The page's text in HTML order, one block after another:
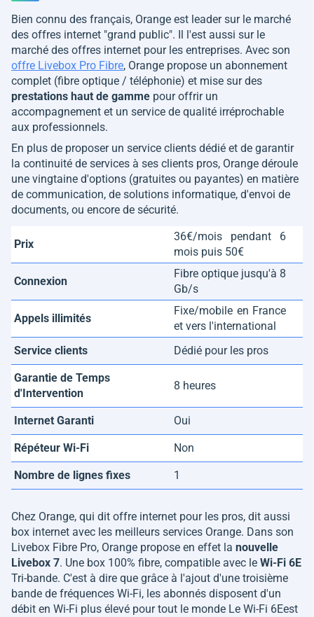
Bien connu des français, Orange est leader sur le marché
des offres internet "grand public". Il l'est aussi sur le
marché des offres internet pour les entreprises. Avec son
offre Livebox Pro Fibre, Orange propose un abonnement
complet (fibre optique / téléphonie) et mise sur des
prestations haut de gamme pour offrir un
accompagnement et un service de qualité irréprochable
aux professionnels.
En plus de proposer un service clients dédié et de garantir
la continuité de services à ses clients pros, Orange déroule
une vingtaine d'options (gratuites ou payantes) en matière
de communication, de solutions informatique, d'envoi de
documents, ou encore de sécurité.
Prix
36€/mois pendant 6
mois puis 50€
Connexion
Fibre optique jusqu'à 8
Gb/s
Appels illimités
Fixe/mobile en France
et vers l'international
Service clients
Dédié pour les pros
Garantie de Temps
d'Intervention
8 heures
Internet Garanti Oui
Répéteur Wi-Fi Non
Nombre de lignes fixes 1
Chez Orange, qui dit offre internet pour les pros, dit aussi
box internet avec les meilleurs services Orange. Dans son
Livebox Fibre Pro, Orange propose en effet la nouvelle
Livebox 7. Une box 100% fibre, compatible avec le Wi-Fi 6E
Tri-bande. C'est à dire que grâce à l'ajout d'une troisième
bande de fréquences Wi-Fi, les abonnés disposent d'un
débit en Wi-Fi plus élevé pour tout le monde Le Wi-Fi 6Eest